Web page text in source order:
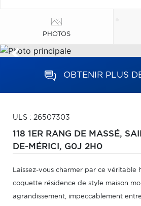
PHOTOS
OBTENIR PLUS
ULS : 26507303
118 1ER RANG DE MASSÉ,
DE-MÉRICI, G0J 2H0
Laissez-vous charmer par ce véritable
coquette résidence de style maison
agrandissement, impeccablement